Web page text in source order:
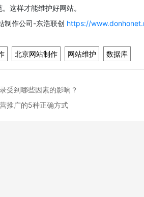
这样才能维护好网站。
制作公司-东浩联创 https://
北京网站制作 网站维护 数据库
受到哪些因素的影响？
推广的5种正确方式